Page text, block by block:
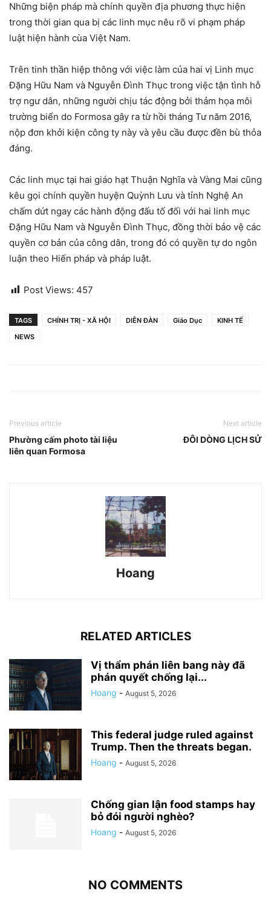
Những biện pháp mà chính quyền địa phương thực hiện
trong thời gian qua bị các linh mục nêu rõ vi phạm pháp
luật hiện hành cùa Việt Nam.
Trên tinh thần hiệp thông với việc làm của hai vị Linh mục
Đặng Hữu Nam và Nguyễn Đình Thục trong việc tận tình hỗ
trợ ngư dân, những người chịu tác động bởi thảm họa môi
trường biển do Formosa gây ra từ hồi tháng Tư năm 2016,
nộp đơn khởi kiện công ty này và yêu cầu được đền bù thỏa
đáng.
Các linh mục tại hai giáo hạt Thuận Nghĩa và Vàng Mai cũng
kêu gọi chính quyền huyện Quỳnh Lưu và tỉnh Nghệ An
chấm dứt ngay các hành động đấu tố đối với hai linh mục
Đặng Hữu Nam và Nguyễn Đình Thục, đồng thời bảo vệ các
quyền cơ bản của công dân, trong đó có quyền tự do ngôn
luận theo Hiến pháp và pháp luật.
Post Views: 457
TAGS CHÍNH TRỊ - XÃ HỘI DIỄN ĐÀN Giáo Dục
KINH TẾ
NEWS
Previous article
Phường cấm photo tài liệu
liên quan Formosa
Next article
ĐÔI DÒNG LỊCH SỬ
Hoang
RELATED ARTICLES
Vị thẩm phán liên bang này đã
phán quyết chống lại...
Hoang - August 5, 2026
This federal judge ruled against
Trump. Then the threats began.
Hoang - August 5, 2026
Chống gian lận food stamps hay
bỏ đói người nghèo?
Hoang - August 5, 2026
NO COMMENTS